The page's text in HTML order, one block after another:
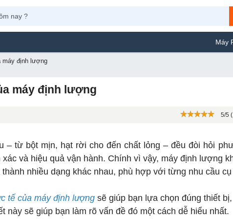
Máy Phun Sơn
máy định lượng
máy định lượng
5/5
– từ bột mịn, hạt rời cho đến chất lỏng – đều đòi hỏi
và hiệu quả vận hành. Chính vì vậy, máy định lượng
nhiều dạng khác nhau, phù hợp với từng nhu cầu cụ
tế của máy định lượng sẽ giúp bạn lựa chọn đúng thiết
này sẽ giúp bạn làm rõ vấn đề đó một cách dễ hiểu nhất.